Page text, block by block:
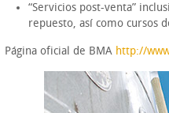
“Servicios post-venta”
repuesto, así como cursos
Página oficial de BMA http://